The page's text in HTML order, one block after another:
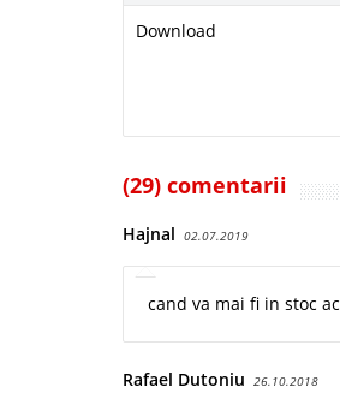
Download
(29) comentarii
Hajnal 02.07.2019
cand va mai fi in stoc
Rafael Dutoniu 26.10.2018